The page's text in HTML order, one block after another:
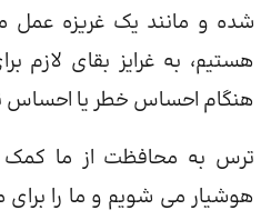
شده و مانند یک غریزه عمل
هستیم، به غرایز بقای لازم
هنگام احساس خطر یا احساس
ترس به محافظت از ما
هوشیار می شویم و ما را برای